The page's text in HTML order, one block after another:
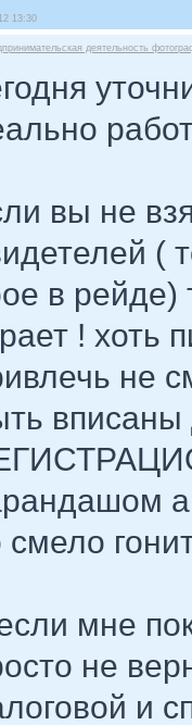
13:30
деятельность
вы не
(
в рейде)
! хоть
не
а
смело
мне
не
и